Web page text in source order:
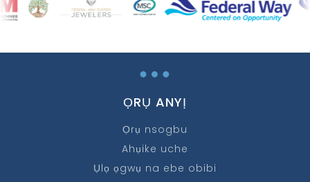
…
ỌRỤ ANYỊ
Ọrụ nsogbu
Ahụike uche
Ụlọ ọgwụ na ebe obibi